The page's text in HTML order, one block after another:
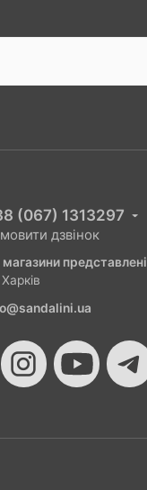
(067) 1313297
дзвінок
представлені